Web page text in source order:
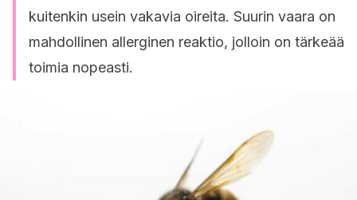
kuitenkin usein vakavia oireita. Suurin vaara on
mahdollinen allerginen reaktio, jolloin on tärkeää
toimia nopeasti.